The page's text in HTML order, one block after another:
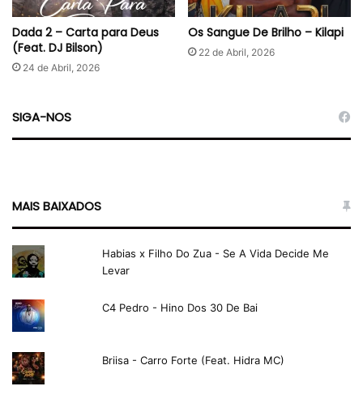
Dada 2 – Carta para Deus
(Feat. DJ Bilson)
24 de Abril, 2026
Os Sangue De Brilho – Kilapi
22 de Abril, 2026
SIGA-NOS
MAIS BAIXADOS
Habias x Filho Do Zua - Se A Vida Decide Me
Levar
C4 Pedro - Hino Dos 30 De Bai
Briisa - Carro Forte (Feat. Hidra MC)